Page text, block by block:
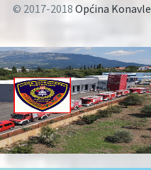
© 2017-2018 Općina Konavle